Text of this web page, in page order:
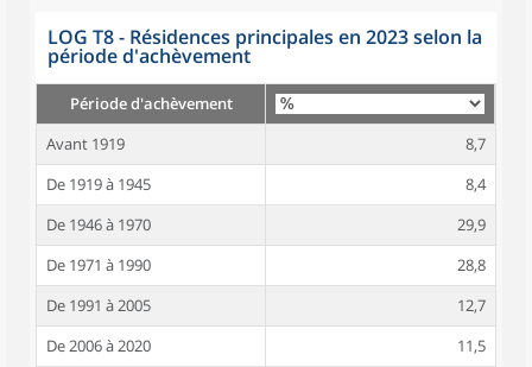
LOG T8 - Résidences principales en 2023 selon la
période d'achèvement
Période d'achèvement
Avant 1919
8,7
De 1919 à 1945
8,4
De 1946 à 1970
29,9
De 1971 à 1990
28,8
De 1991 à 2005
12,7
De 2006 à 2020
11,5